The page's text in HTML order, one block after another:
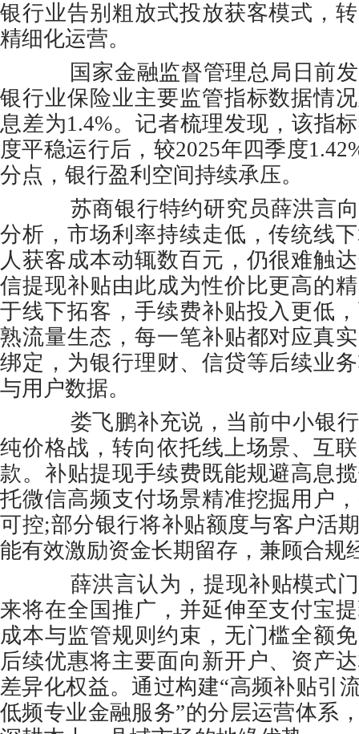
银行业告别粗放式投放获客模式，
精细化运营。
国家金融监督管理总局日前发
银行业保险业主要监管指标数据情
息差为1.4%。记者梳理发现，该指
度平稳运行后，较2025年四季度
分点，银行盈利空间持续承压。
苏商银行特约研究员薛洪言向
分析，市场利率持续走低，传统线
人获客成本动辄数百元，仍很难触
信提现补贴由此成为性价比更高的
于线下拓客，手续费补贴投入更低
熟流量生态，每一笔补贴都对应真
绑定，为银行理财、信贷等后续业
与用户数据。
娄飞鹏补充说，当前中小银行
纯价格战，转向依托线上场景、互
款。补贴提现手续费既能规避高息
托微信高频支付场景精准挖掘用户
可控;部分银行将补贴额度与客户活
能有效激励资金长期留存，兼顾合规
薛洪言认为，提现补贴模式门
来将在全国推广，并延伸至支付宝
成本与监管规则约束，无门槛全额
后续优惠将主要面向新开户、资产
差异化权益。通过构建“高频补贴引
低频专业金融服务”的分层运营体系